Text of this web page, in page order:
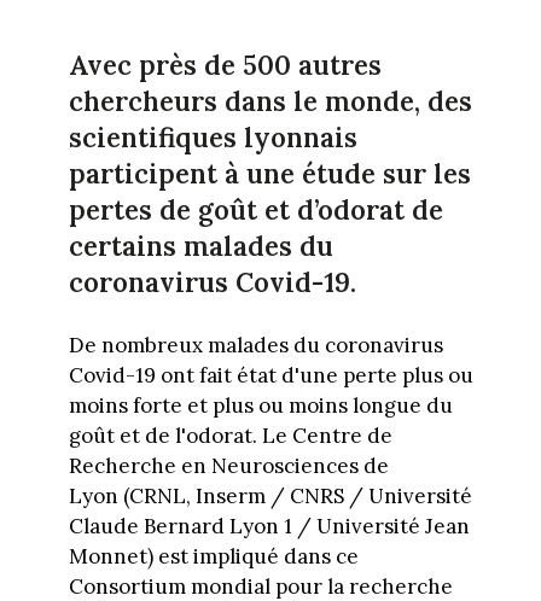
Avec près de 500 autres
chercheurs dans le monde, des
scientifiques lyonnais
participent à une étude sur les
pertes de goût et d’odorat de
certains malades du
coronavirus Covid-19.
De nombreux malades du coronavirus
Covid-19 ont fait état d'une perte plus ou
moins forte et plus ou moins longue du
goût et de l'odorat. Le Centre de
Recherche en Neurosciences de
Lyon (CRNL, Inserm / CNRS / Université
Claude Bernard Lyon 1 / Université Jean
Monnet) est impliqué dans ce
Consortium mondial pour la recherche